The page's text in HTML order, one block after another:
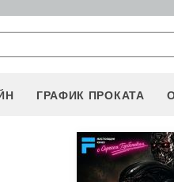
ГРАФИК ПРОКАТА